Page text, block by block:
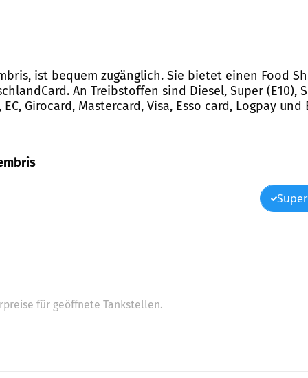
ist bequem zugänglich. Sie bietet einen Food
An Treibstoffen sind Diesel, Super (E10),
Girocard, Mastercard, Visa, Esso card, Logpay und
für geöffnete Tankstellen.